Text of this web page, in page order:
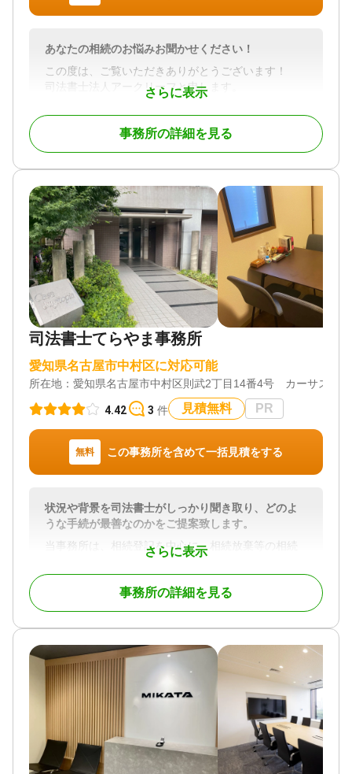
さらに表示
あなたの相続のお悩みお聞かせください！
この度は、ご覧いただきありがとうございます！
司法書士法人アークリーフと申します。
一度相続が発生すると、「相続人・財産の確定」か
ら「遺産分割協議」、「預貯金等の解約」、不動産
があれば「不動産の名義変更」とやることが多岐に
と労力がかかります。
当社にその負担を軽くするお手伝いをさせていただ
ければ幸いです！
税理士や弁護士とも連携しておりますので、登記の
ことだけでなく相続税の相談等もまとめてご対応可
能です！
また、「遺言書作成」「生前贈与」「家族信託」な
どの相続対策も皆様の状況に合わせてご提案させて
いただきますので、ご興味ある方は是非一度ご相談
▼司法書士法人アークリーフの特徴▼
ースピーディーな対応で安心ー
どんなお悩みにもスピード感を持ってご対応させて
いただきます！
ー気軽に相談できる親しみやすさー
ており、年齢も平均30歳と若いため、聞きづらいこ
ともお気軽にご相談ください！
ー知識・経験豊富なスタッフが対応ー
相続や登記に関する知識・経験を積んだスタッフが
親身にご対応いたします！
・相続手続きをどのように進めていいのか分からな
い
・専門家に任せて安全に相続手続きを進めたい
・不動産を相続する、または相続した不動産を処分
・相続手続きをまとめてお願いしたい
・相続対策をしていきたい
事務所の詳細を見る
司法書士てらやま事務所
愛知県名古屋市中村区に対応可能
所在地： 愛知県名古屋市中村区則武2丁目14番4号 カーサスギ
4.42 3 件 見積無料 PR
無料 この事務所を含めて一括見積をする
さらに表示
状況や背景を司法書士がしっかり聞き取り、どのよ
うな手続が最善なのかをご提案致します。
当事務所は、相続登記を中心に、相続放棄等の相続
手続全般を取り扱っております。
また、事案に応じて税理士や弁護士等と連携し、ご
依頼内容に最適な法務サービスを提供しています。
対応地域
愛知県、岐阜県、三重県
対応業務
遺言書 / 遺産分割 / 相続登記 / 相続放棄 / 相続手続き
電話相談可 / 訪問可 / 土日相談可 / 初回相談無料 / 18
時以降相談可 / オンライン面談可 / 事務所面談可
事務所の詳細を見る